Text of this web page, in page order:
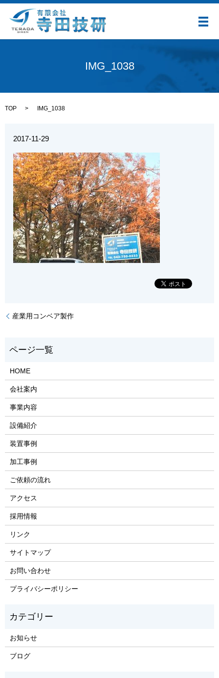
メ
IMG_1038
TOP IMG_1038
2017-11-29
産業用コンベア製作
HOME
会社案内
事業内容
設備紹介
装置事例
加工事例
ご依頼の流れ
アクセス
採用情報
リンク
サイトマップ
お問い合わせ
プライバシーポリシー
お知らせ
ブログ